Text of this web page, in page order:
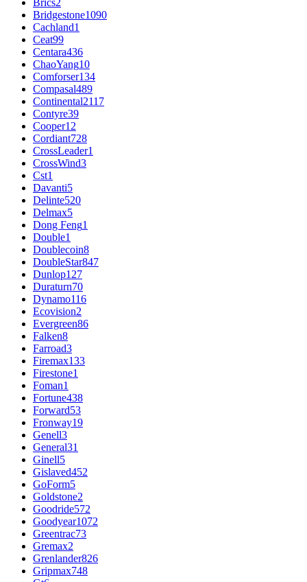
Brics2
Bridgestone1090
Cachland1
Ceat99
Centara436
ChaoYang10
Comforser134
Compasal489
Continental2117
Contyre39
Cooper12
Cordiant728
CrossLeader1
CrossWind3
Cst1
Davanti5
Delinte520
Delmax5
Dong Feng1
Double1
Doublecoin8
DoubleStar847
Dunlop127
Duraturn70
Dynamo116
Ecovision2
Evergreen86
Falken8
Farroad3
Firemax133
Firestone1
Foman1
Fortune438
Forward53
Fronway19
Genell3
General31
Ginell5
Gislaved452
GoForm5
Goldstone2
Goodride572
Goodyear1072
Greentrac73
Gremax2
Grenlander826
Gripmax748